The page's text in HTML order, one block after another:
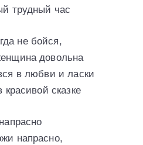
трудный час
не бойся,
довольна
в любви и ласки
красивой сказке
напрасно,